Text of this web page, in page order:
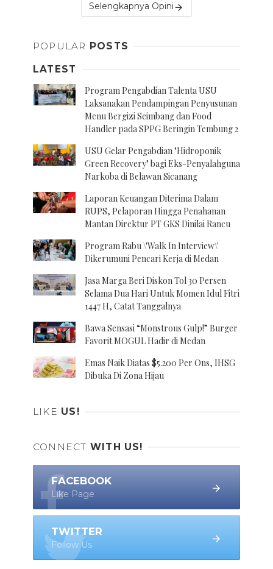
Selengkapnya Opini
POPULAR POSTS
LATEST
Program Pengabdian Talenta USU
Laksanakan Pendampingan Penyusunan
Menu Bergizi Seimbang dan Food
Handler pada SPPG Beringin Tembung 2
USU Gelar Pengabdian "Hidroponik
Green Recovery" bagi Eks-Penyalahguna
Narkoba di Belawan Sicanang
Laporan Keuangan Diterima Dalam
RUPS, Pelaporan Hingga Penahanan
Mantan Direktur PT GKS Dinilai Rancu
Program Rabu \'Walk In Interview\'
Dikerumuni Pencari Kerja di Medan
Jasa Marga Beri Diskon Tol 30 Persen
Selama Dua Hari Untuk Momen Idul Fitri
1447 H, Catat Tanggalnya
Bawa Sensasi “Monstrous Gulp!” Burger
Favorit MOGUL Hadir di Medan
Emas Naik Diatas $5.200 Per Ons, IHSG
Dibuka Di Zona Hijau
LIKE US!
CONNECT WITH US!
FACEBOOK
Like Page
TWITTER
Follow Us